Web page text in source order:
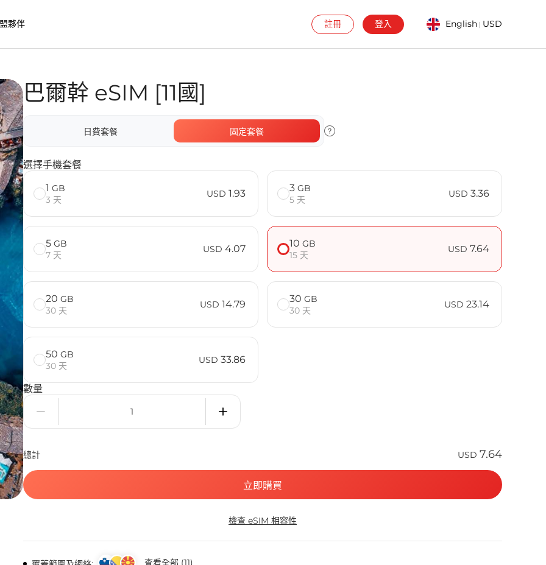
夥伴 註冊 登入 English | USD
勢
巴爾幹 eSIM [11國]
日費套餐 固定套餐
選擇手機套餐
1 GB
3 天
USD 1.93 3 GB
5 天
USD 3.36
5 GB
7 天
USD 4.07 10 GB
15 天
USD 7.64
20 GB
30 天
USD 14.79 30 GB
30 天
USD 23.14
50 GB
30 天
USD 33.86
數量
總計 USD 7.64
立即購買
檢查 eSIM 相容性
查看全部 (11)